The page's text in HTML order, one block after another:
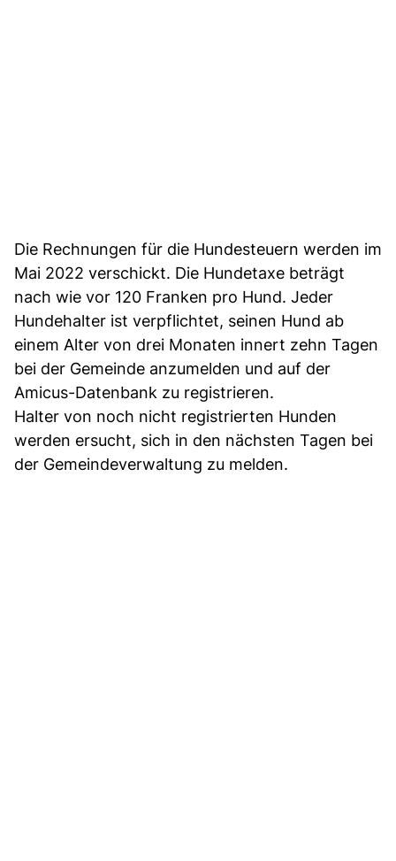
Die Rechnungen für die Hundesteuern werden im
Mai 2022 verschickt. Die Hundetaxe beträgt
nach wie vor 120 Franken pro Hund. Jeder
Hundehalter ist verpflichtet, seinen Hund ab
einem Alter von drei Monaten innert zehn Tagen
bei der Gemeinde anzumelden und auf der
Amicus-Datenbank zu registrieren.
Halter von noch nicht registrierten Hunden
werden ersucht, sich in den nächsten Tagen bei
der Gemeindeverwaltung zu melden.